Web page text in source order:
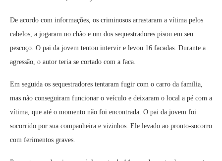
De acordo com informações, os criminosos arrastaram a vítima pelos
cabelos, a jogaram no chão e um dos sequestradores pisou em seu
pescoço. O pai da jovem tentou intervir e levou 16 facadas. Durante a
agressão, o autor teria se cortado com a faca.
Em seguida os sequestradores tentaram fugir com o carro da família,
mas não conseguiram funcionar o veículo e deixaram o local a pé com a
vítima, que até o momento não foi encontrada. O pai da jovem foi
socorrido por sua companheira e vizinhos. Ele levado ao pronto-socorro
com ferimentos graves.